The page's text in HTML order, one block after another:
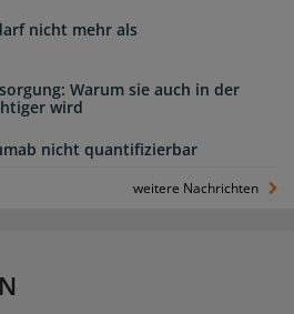
nicht mehr als
Warum sie auch in der
wird
nicht quantifizierbar
weitere Nachrichten